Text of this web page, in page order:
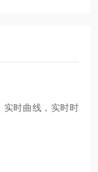
实时曲线，实时时